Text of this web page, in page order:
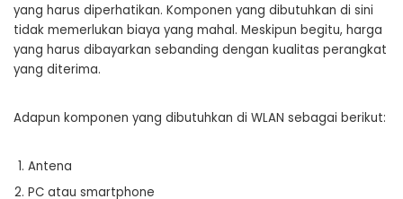
yang harus diperhatikan. Komponen yang dibutuhkan di sini
tidak memerlukan biaya yang mahal. Meskipun begitu, harga
yang harus dibayarkan sebanding dengan kualitas perangkat
yang diterima.
Adapun komponen yang dibutuhkan di WLAN sebagai berikut:
Antena
PC atau smartphone